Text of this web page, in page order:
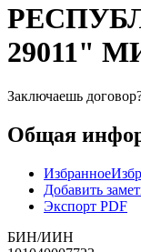
29011"
Заключаешь
Общая
Избранное
Добавить
Экспорт PDF
БИН/ИИН